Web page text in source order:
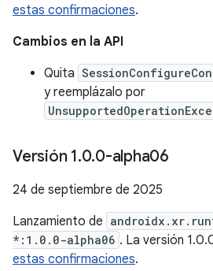
estas confirmaciones.
Cambios en la API
Quita
y reemplázalo por
Versión 1.0.0-alpha06
24 de septiembre de 2025
Lanzamiento de
*:1.0.0-alpha06 . La versión
estas confirmaciones.